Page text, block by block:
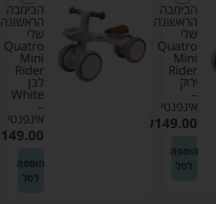
הבימבה
הראשונה
שלי
Quatro
Mini
Rider
ירוק
–
אינפנטי
₪149.00
הוספה
לסל
הבימבה
הראשונה
שלי
Quatro
Mini
Rider
לבן
White
–
אינפנטי
149.00
הוספה
לסל